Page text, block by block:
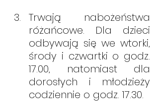
Trwają nabożeństwa
różańcowe. Dla dzieci
odbywają się we wtorki,
środy i czwartki o godz.
17.00, natomiast dla
dorosłych i młodzieży
codziennie o godz. 17.30.